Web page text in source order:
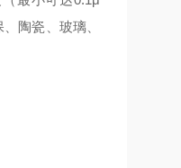
陶瓷、玻璃、